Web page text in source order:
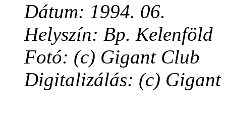
Dátum: 1994. 06.
Helyszín: Bp. Kelenföld
Fotó: (c) Gigant Club
Digitalizálás: (c) Gigant